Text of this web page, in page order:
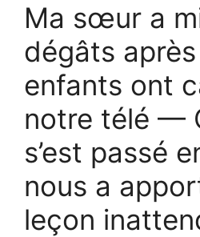
Ma sœur a
dégâts
enfants ont
notre télé —
s’est passé
nous a
leçon